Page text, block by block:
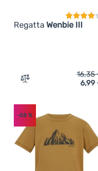
Regatta Wenbie III
Zum Vergleich
16,35
6,99
-58 %